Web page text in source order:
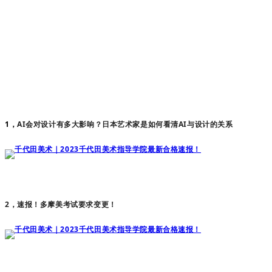
1，AI会对设计有多大影响？日本艺术家是如何看清AI与设计的关系
2，速报！多摩美考试要求变更！